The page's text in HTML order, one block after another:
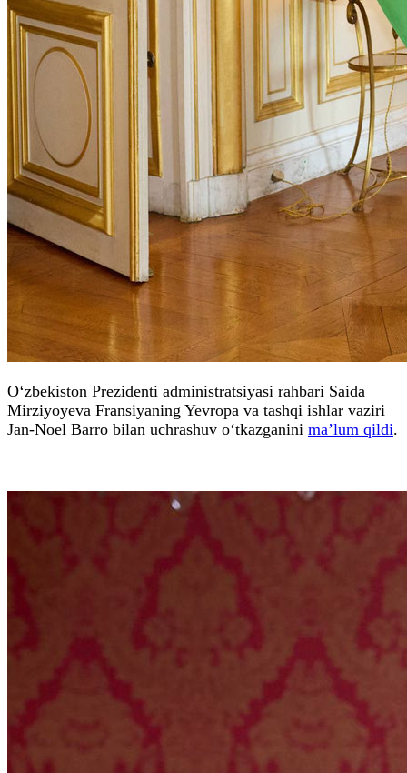
O‘zbekiston Prezidenti administratsiyasi rahbari Saida
Mirziyoyeva Fransiyaning Yevropa va tashqi ishlar vaziri
Jan-Noel Barro bilan uchrashuv o‘tkazganini ma’lum qildi.